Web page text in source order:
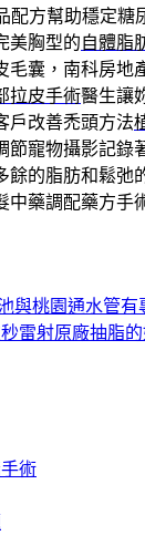
配方幫助穩定糖
美胸型的自體脂
毛囊，南科房地
拉皮手術醫生讓
戶改善禿頭方法
節寵物攝影記錄
餘的脂肪和鬆弛
中藥調配藥方手
與桃園通水管有
雷射原廠抽脂
術